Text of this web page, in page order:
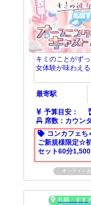
キミのことがず
女体験が味わえ
最寄駅
予算目安：
席数：カウン
コンカフェち
ご新規様限定☆
セット60分
オンライン
札幌・すす